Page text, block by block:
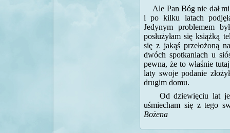
Ale Pan Bóg nie dał mi
i po kilku latach
Jedynym problemem
posłużyłam się książką
się z jakąś przełożoną
dwóch spotkaniach u
pewna, że to właśnie
laty swoje podanie
drugim domu.
Od dziewięciu lat
uśmiecham się z tego
Bożena